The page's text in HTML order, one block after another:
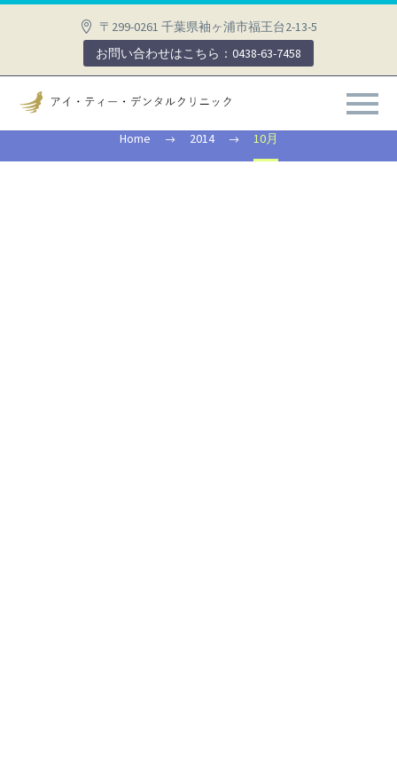
〒299-0261 千葉県袖ヶ浦市福王台2-13-5
お問い合わせはこちら：0438-63-7458
2014 10月
Home 2014 10月